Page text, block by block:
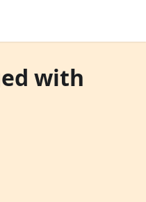
with